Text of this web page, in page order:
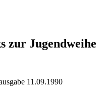
zur Jugendweihe
11.09.1990